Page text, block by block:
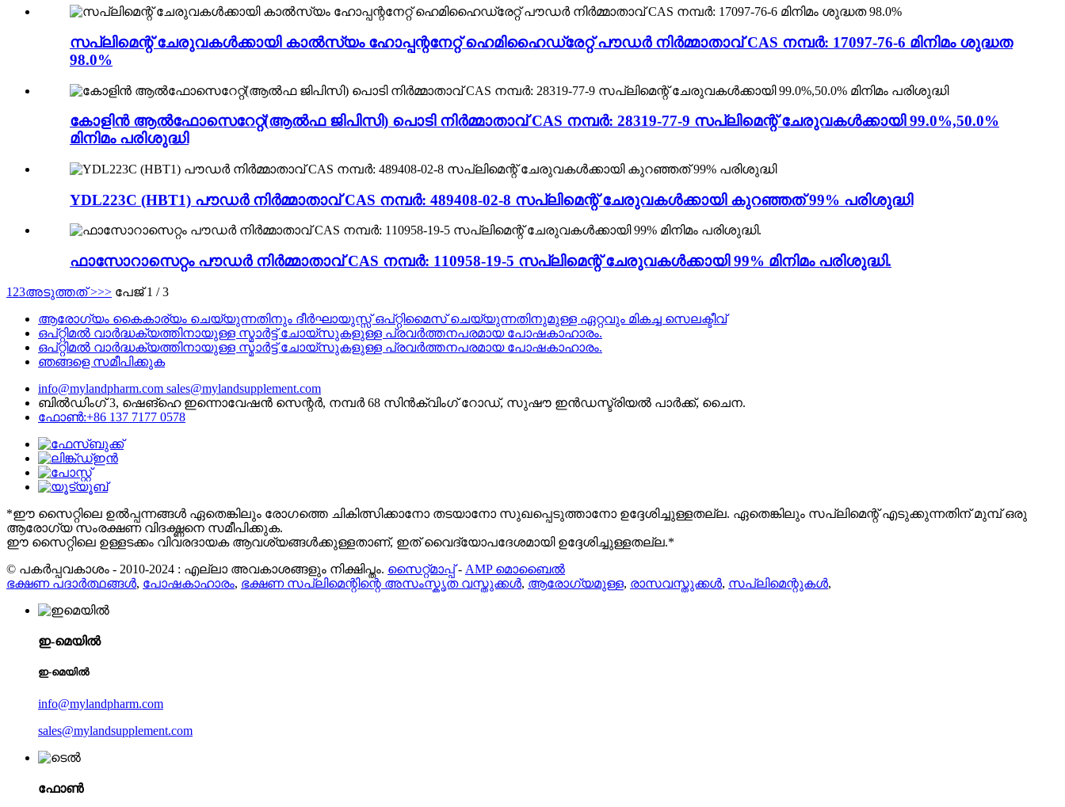
സപ്ലിമെന്റ് ചേരുവകൾക്കായി കാൽസ്യം ഹോപ്പന്റനേറ്റ് ഹെമിഹൈഡ്രേറ്റ് പൗഡർ നിർമ്മാതാവ് CAS നമ്പർ: 17097-76-6 മിനിമം ശുദ്ധത
98.0%
കോളിൻ ആൽഫോസെറേറ്റ്(ആൽഫ ജിപിസി) പൊടി നിർമ്മാതാവ് CAS നമ്പർ: 28319-77-9 സപ്ലിമെന്റ് ചേരുവകൾക്കായി 99.0%,50.0%
മിനിമം പരിശുദ്ധി
YDL223C (HBT1) പൗഡർ നിർമ്മാതാവ് CAS നമ്പർ: 489408-02-8 സപ്ലിമെന്റ് ചേരുവകൾക്കായി കുറഞ്ഞത് 99% പരിശുദ്ധി
ഫാസോറാസെറ്റം പൗഡർ നിർമ്മാതാവ് CAS നമ്പർ: 110958-19-5 സപ്ലിമെന്റ് ചേരുവകൾക്കായി 99% മിനിമം പരിശുദ്ധി.
1 23അടുത്തത് >>> പേജ് 1 / 3
ആരോഗ്യം കൈകാര്യം ചെയ്യുന്നതിനും ദീർഘായുസ്സ് ഒപ്റ്റിമൈസ് ചെയ്യുന്നതിനുമുള്ള ഏറ്റവും മികച്ച സെലക്ടീവ്
ഒപ്റ്റിമൽ വാർദ്ധക്യത്തിനായുള്ള സ്മാർട്ട് ചോയ്‌സുകളുള്ള പ്രവർത്തനപരമായ പോഷകാഹാരം.
ഒപ്റ്റിമൽ വാർദ്ധക്യത്തിനായുള്ള സ്മാർട്ട് ചോയ്‌സുകളുള്ള പ്രവർത്തനപരമായ പോഷകാഹാരം.
ഞങ്ങളെ സമീപിക്കുക
info@mylandpharm.com sales@mylandsupplement.com
ബിൽഡിംഗ് 3, ഷെങ്‌ഹെ ഇന്നൊവേഷൻ സെന്റർ, നമ്പർ 68 സിൻക്വിംഗ് റോഡ്, സുഷൗ ഇൻഡസ്ട്രിയൽ പാർക്ക്, ചൈന.
ഫോൺ:+86 137 7177 0578
*ഈ സൈറ്റിലെ ഉൽപ്പന്നങ്ങൾ ഏതെങ്കിലും രോഗത്തെ ചികിത്സിക്കാനോ തടയാനോ സുഖപ്പെടുത്താനോ ഉദ്ദേശിച്ചുള്ളതല്ല. ഏതെങ്കിലും സപ്ലിമെന്റ് എടുക്കുന്നതിന് മുമ്പ് ഒരു
ആരോഗ്യ സംരക്ഷണ വിദഗ്ദ്ധനെ സമീപിക്കുക.
ഈ സൈറ്റിലെ ഉള്ളടക്കം വിവരദായക ആവശ്യങ്ങൾക്കുള്ളതാണ്, ഇത് വൈദ്യോപദേശമായി ഉദ്ദേശിച്ചുള്ളതല്ല.*
© പകർപ്പവകാശം - 2010-2024 : എല്ലാ അവകാശങ്ങളും നിക്ഷിപ്തം. സൈറ്റ്മാപ്പ്- AMP മൊബൈൽ
ഭക്ഷണ പദാർത്ഥങ്ങൾ, പോഷകാഹാരം, ഭക്ഷണ സപ്ലിമെന്റിന്റെ അസംസ്കൃത വസ്തുക്കൾ, ആരോഗ്യമുള്ള, രാസവസ്തുക്കൾ, സപ്ലിമെന്റുകൾ,
ഇ-മെയിൽ
ഇ-മെയിൽ
info@mylandpharm.com
sales@mylandsupplement.com
ഫോൺ